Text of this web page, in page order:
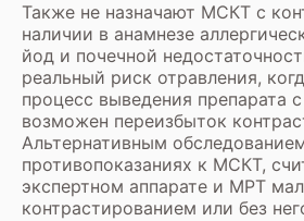
Также не назначают МСКТ с
наличии в анамнезе
йод и почечной
реальный риск отравления,
процесс выведения препарата
возможен переизбыток
Альтернативным
противопоказаниях к МСКТ,
экспертном аппарате и МРТ
контрастированием или без